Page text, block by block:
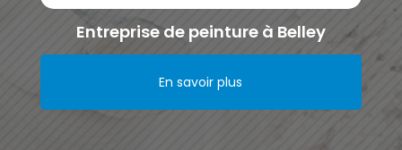
Entreprise de peinture à Belley
En savoir plus